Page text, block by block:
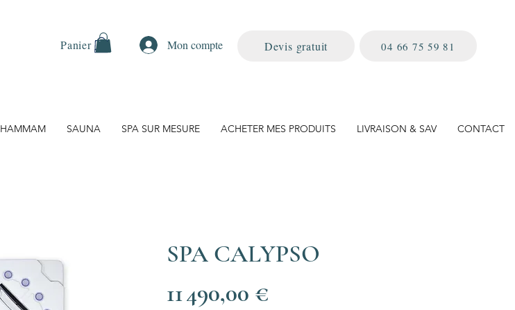
Panier Mon compte Devis gratuit 04 66 75 59 81
HAMMAM SAUNA SPA SUR MESURE ACHETER MES PRODUITS LIVRAISON & SAV CONTACT
SPA CALYPSO
11 490,00 €